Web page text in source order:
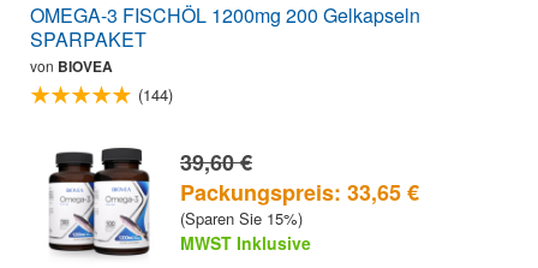
OMEGA-3 FISCHÖL 1200mg 200 Gelkapseln
SPARPAKET
von BIOVEA
(144)
39,60 €
Packungspreis: 33,65 €
(Sparen Sie 15%)
MWST Inklusive